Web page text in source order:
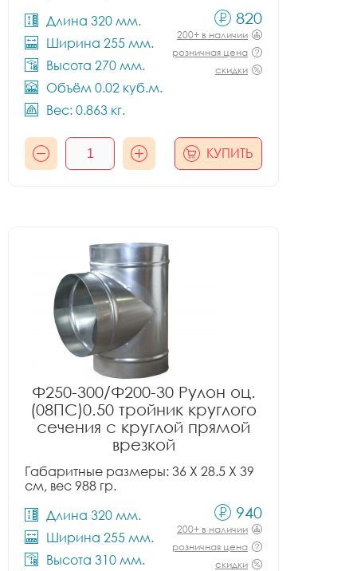
Длина 320 мм.
Ширина 255 мм.
Высота 270 мм.
Объём 0.02 куб.м.
Вес: 0.863 кг.
820
200+ в наличии
розничная цена
скидки
КУПИТЬ
Ф250-300/Ф200-30 Рулон оц.
(08ПС)0.50 тройник круглого
сечения с круглой прямой
врезкой
Габаритные размеры: 36 X 28.5 X 39
см, вес 988 гр.
Длина 320 мм.
Ширина 255 мм.
Высота 310 мм.
940
200+ в наличии
розничная цена
скидки